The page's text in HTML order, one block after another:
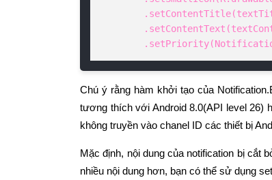
Chú ý rằng hàm khởi tạo của
tương thích với Android 8.0(API level 26)
không truyền vào chanel ID các thiết bị
Mặc định, nội dung của notification bị cắt
nhiều nội dung hơn, bạn có thể sử dụng